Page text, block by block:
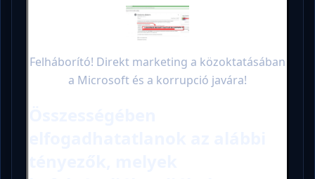
Felháborító! Direkt marketing a közoktatásában
a Microsoft és a korrupció javára!